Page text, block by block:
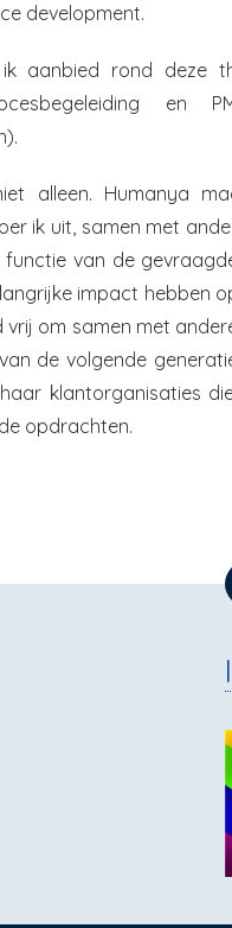
development.
aanbied rond deze
en
alleen. Humanya
ik uit, samen met
functie van de
impact hebben
vrij om samen met
de volgende
klantorganisaties
opdrachten.